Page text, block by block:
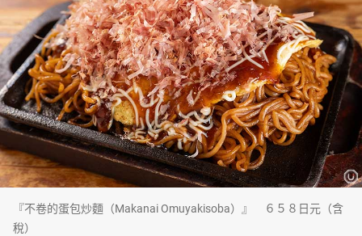
『不卷的蛋包炒麵（Makanai Omuyakisoba）』 ６５８日元（含
稅）